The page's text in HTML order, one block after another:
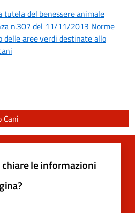
tutela del benessere animale
n.307 del 11/11/2013 Norme
delle aree verdi destinate allo
Cani
le informazioni